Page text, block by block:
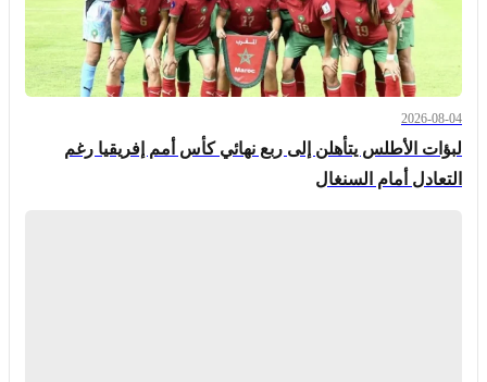
2026-08-04
لبؤات الأطلس يتأهلن إلى ربع نهائي كأس أمم إفريقيا رغم
التعادل أمام السنغال